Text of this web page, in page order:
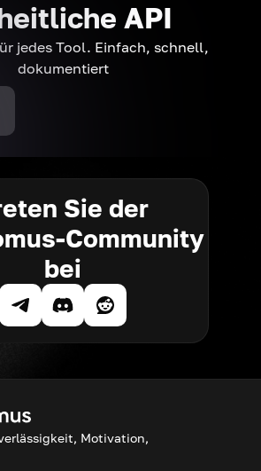
API
jedes Tool. Einfach, schnell,
dokumentiert
Sie der
Community
bei
Motivation,